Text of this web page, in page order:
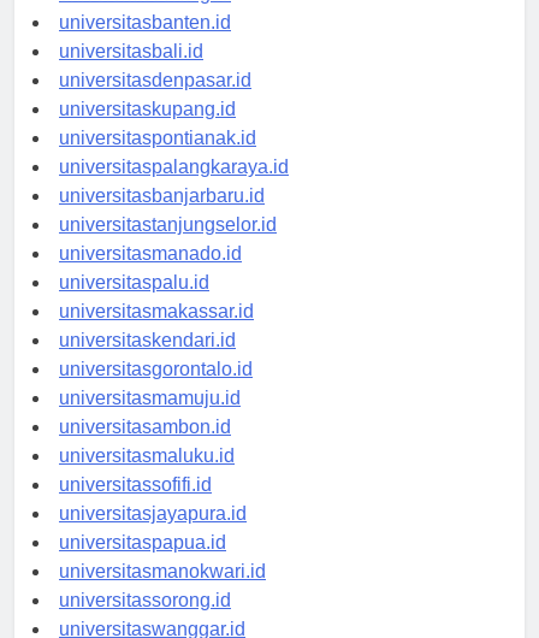
universitasserang.id
universitasbanten.id
universitasbali.id
universitasdenpasar.id
universitaskupang.id
universitaspontianak.id
universitaspalangkaraya.id
universitasbanjarbaru.id
universitastanjungselor.id
universitasmanado.id
universitaspalu.id
universitasmakassar.id
universitaskendari.id
universitasgorontalo.id
universitasmamuju.id
universitasambon.id
universitasmaluku.id
universitassofifi.id
universitasjayapura.id
universitaspapua.id
universitasmanokwari.id
universitassorong.id